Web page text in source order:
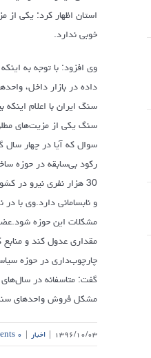
استان اظهار کرد: یکی
خوبی ندارد.
وی افزود: با توجه به
داده در بازار داخل،
سنگ یکی از مزیت‌های
سوال که آیا در چهار
رکود بی‌سابقه در حوزه
و نابسامانی دارد.وی با
مشکلات این حوزه
مقداری عدول کند و
چارچوب‌داری در حوزه
گفت: متاسفانه در
مشکل فروش واحدهای سنگ
۱۳۹۶/۱۰/۰۳ | اخبار | ۰ Comments